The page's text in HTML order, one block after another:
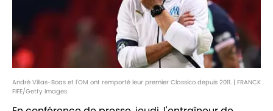
André Villas-Boas et l'OM ont remporté leur premier Classico depuis 2011. | FRANCK
FIFE/Getty Images